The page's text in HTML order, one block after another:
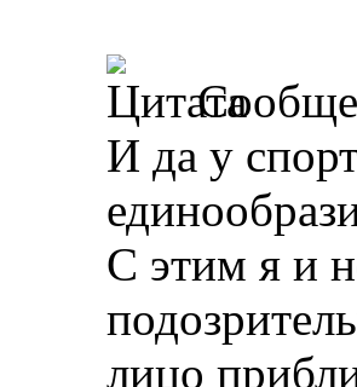
И да у
С этим я и
лицо